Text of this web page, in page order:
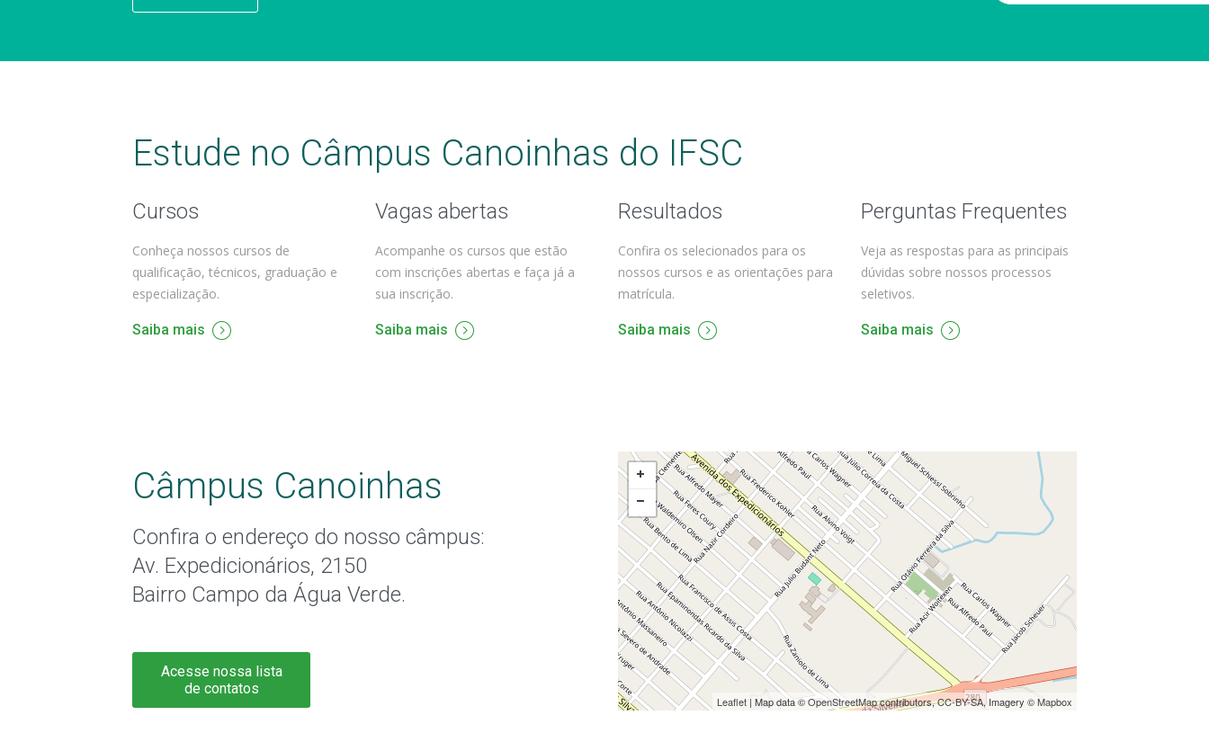
Estude no Câmpus Canoinhas do IFSC
Cursos
Conheça nossos cursos de
qualificação, técnicos, graduação e
especialização.
Saiba mais
Vagas abertas
Acompanhe os cursos que estão
com inscrições abertas e faça já a
sua inscrição.
Saiba mais
Resultados
Confira os selecionados para os
nossos cursos e as orientações para
matrícula.
Saiba mais
Perguntas Frequentes
Veja as respostas para as principais
dúvidas sobre nossos processos
seletivos.
Saiba mais
Câmpus Canoinhas
Confira o endereço do nosso câmpus:
Av. Expedicionários, 2150
Bairro Campo da Água Verde.
Acesse nossa lista
de contatos
Leaflet| Map data ©OpenStreetMapcontributors,CC-BY-SA, Imagery ©Mapbox